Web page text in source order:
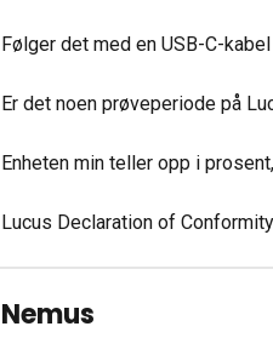
Følger det med en USB-C-
Er det noen prøveperiode på
Enheten min teller opp i
Lucus Declaration of Conformity
Nemus